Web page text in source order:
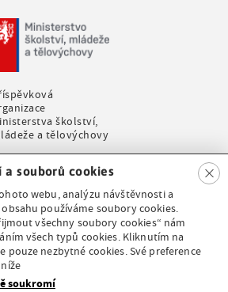
školství,
a tělovýchovy
expozice pod
České
pro UNESCO
Clo
se
a souborů cookies
webu, analýzu návštěvnosti a
používáme soubory cookies.
všechny soubory cookies“ nám
všech typů cookies. Kliknutím na
pouze nezbytné cookies. Své preference
soukromí